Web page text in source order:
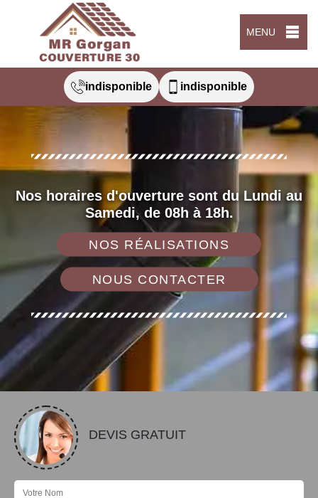
MENU
indisponible indisponible
Nos horaires d'ouverture sont du Lundi au
Samedi, de 08h à 18h.
NOS RÉALISATIONS
NOUS CONTACTER
DEVIS GRATUIT